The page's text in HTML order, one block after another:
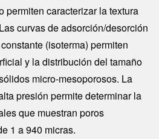
permiten caracterizar la textura
curvas de adsorción/desorción
(isoterma) permiten
y la distribución del tamaño
micro-mesoporosos. La
presión permite determinar la
que muestran poros
1 a 940 micras.